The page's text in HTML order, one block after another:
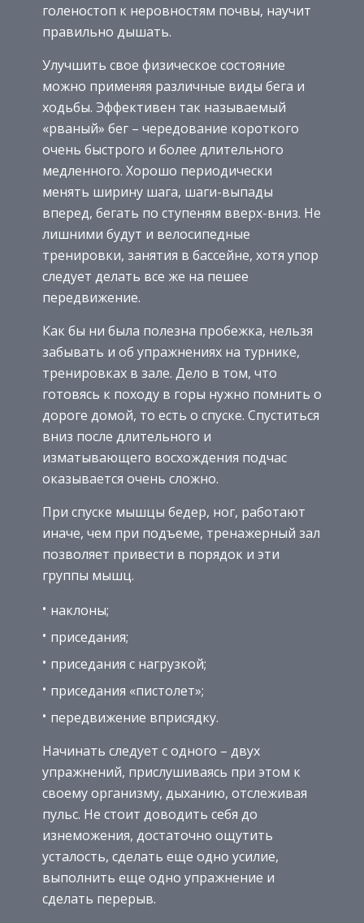
голеностоп к неровностям почвы, научит
правильно дышать.
Улучшить свое физическое состояние
можно применяя различные виды бега и
ходьбы. Эффективен так называемый
«рваный» бег – чередование короткого
очень быстрого и более длительного
медленного. Хорошо периодически
менять ширину шага, шаги-выпады
вперед, бегать по ступеням вверх-вниз. Не
лишними будут и велосипедные
тренировки, занятия в бассейне, хотя упор
следует делать все же на пешее
передвижение.
Как бы ни была полезна пробежка, нельзя
забывать и об упражнениях на турнике,
тренировках в зале. Дело в том, что
готовясь к походу в горы нужно помнить о
дороге домой, то есть о спуске. Спуститься
вниз после длительного и
изматывающего восхождения подчас
оказывается очень сложно.
При спуске мышцы бедер, ног, работают
иначе, чем при подъеме, тренажерный зал
позволяет привести в порядок и эти
группы мышц.
наклоны;
приседания;
приседания с нагрузкой;
приседания «пистолет»;
передвижение вприсядку.
Начинать следует с одного – двух
упражнений, прислушиваясь при этом к
своему организму, дыханию, отслеживая
пульс. Не стоит доводить себя до
изнеможения, достаточно ощутить
усталость, сделать еще одно усилие,
выполнить еще одно упражнение и
сделать перерыв.